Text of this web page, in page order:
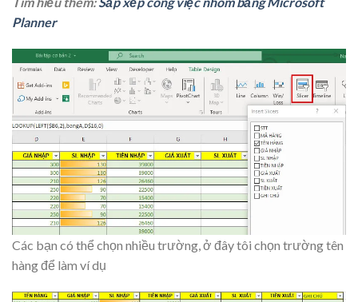
Planner
Các bạn có thể chọn nhiều trường, ở đây tôi chọn trường tên
hàng để làm ví dụ